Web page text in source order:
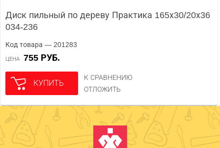
Диск пильный по дереву Практика 165х30/20х36
034-236
Код товара — 201283
ЦЕНА 755 РУБ.
КУПИТЬ
К СРАВНЕНИЮ
ОТЛОЖИТЬ